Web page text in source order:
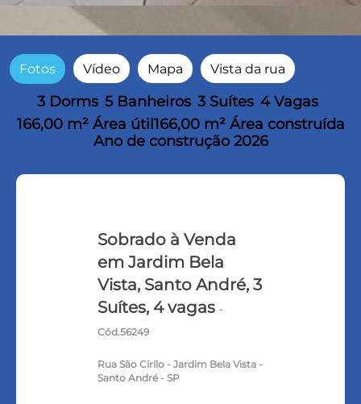
Fotos Vídeo Mapa Vista da rua
3 Dorms 5 Banheiros 3 Suítes 4 Vagas
166,00 m² Área útil166,00 m² Área construída
Ano de construção 2026
Sobrado à Venda
em Jardim Bela
Vista, Santo André, 3
Suítes, 4 vagas -
Cód.56249
Rua São Cirílo - Jardim Bela Vista -
Santo André - SP